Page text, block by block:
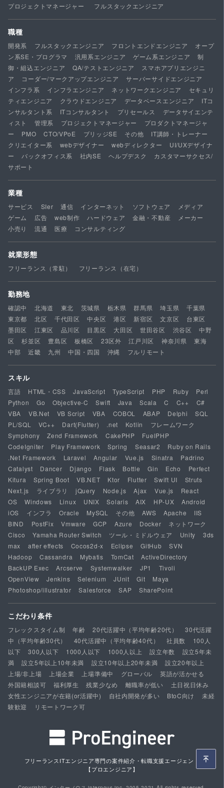
プロジェクトマネージャー
フルスタックエンジニア
職種
開発系 フルスタックエンジニア フロントエンドエンジニア
オープ
ン系SE・プログラマ
汎用系エンジニア ゲーム系エンジニア
制
御・組込エンジニア
QA/テストエンジニア
スマホアプリエンジニ
ア
コーダー/マークアップエンジニア
サーバーサイドエンジニア
インフラ系
インフラエンジニア ネットワークエンジニア
セキュリ
ティエンジニア
クラウドエンジニア データベースエンジニア
ITコ
ンサルタント系
ITコンサルタント プリセールス
データサイエンテ
ィスト
管理系 プロジェクトマネージャー
プロダクトマネージャ
ー
PMO CTO/VPoE ブリッジSE その他
IT講師・トレーナー
クリエイター系
webデザイナー webディレクター
UI/UXデザイナ
ー
バックオフィス系 社内SE ヘルプデスク
カスタマーサクセス/
サポート
業種
サービス SIer 通信 インターネット ソフトウェア
メディア
ゲーム
広告 web制作 ハードウェア 金融・不動産
メーカー
小売り
流通 医療 コンサルティング
就業形態
フリーランス（常駐） フリーランス（在宅）
勤務地
確認中 北海道 東北 茨城県 栃木県 群馬県 埼玉県
千葉県
東京都
北区 千代田区 中央区 港区 新宿区 文京区
台東区
墨田区
江東区 品川区 目黒区 大田区 世田谷区 渋谷区
中野
区
杉並区 豊島区 板橋区 23区外 江戸川区 神奈川県
東海
中部
近畿 九州 中国・四国 沖縄 フルリモート
スキル
言語 HTML・CSS JavaScript TypeScript PHP Ruby
Perl
Python
Go Objective-C Swift Java Scala C C++
C#
VBA
VB.Net VB Script VBA COBOL ABAP Delphi
SQL
PL/SQL
VC++ Dart(Flutter) .net Kotlin
フレームワーク
Symphony
Zend Framework CakePHP
FuelPHP
CodeIgniter
Play Framework Spring Seasar2
Ruby on Rails
.Net Framework
Laravel Angular Vue.js Sinatra
Padrino
Catalyst
Dancer Django Flask Bottle Gin Echo
Perfect
Kitura
Spring Boot VB.NET Ktor Flutter Swift UI
Struts
Next.js
ライブラリ jQuery Node.js Ajax Vue.js
React
OS
Windows Linux UNIX Solaris AIX HP-UX
Android
iOS
インフラ Oracle MySQL その他 AWS Apache
IIS
BIND
PostFix Vmware GCP Azure Docker
ネットワーク
Cisco
Yamaha Router Switch ツール・ミドルウェア Unity
3ds
max
after effects Cocos2d-x Eclipse GitHub
SVN
Hadoop
Cassandra Mybatis TomCat
ActiveDirectory
BackUP Exec
Arcserve Systemwalker JP1
Tivoli
OpenView
Jenkins Selenium JUnit Git
Maya
Photoshop/illustrator
Salesforce SAP SharePoint
こだわり条件
フレックスタイム制 年齢 20代活躍中（平均年齢20代）
30代活躍
中（平均年齢30代）
40代活躍中（平均年齢40代） 社員数
100人
以下
300人以下 1000人以下 1000人以上 設立年数
設立5年未
満
設立5年以上10年未満 設立10年以上20年未満
設立20年以上
上場/非上場
上場企業 上場準備中 グローバル
英語が活かせる
外国籍相談可
福利厚生 残業少なめ 離職率が低い
土日祝日休み
女性エンジニアが在籍(or活躍中)
自社内開発が多い BtoC向け
未経
験歓迎
リモートワーク可
フリーランスITエンジニア専門の案件紹介・転職支援エージェント
【プロエンジニア】